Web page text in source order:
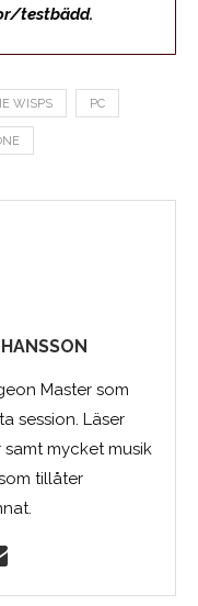
testbädd.
WISPS PC
Master som
session. Läser
mycket musik
tillåter